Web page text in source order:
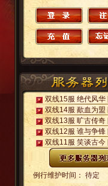
双线15服 绝代风华
双线14服 歃血为盟
双线13服 旷古传奇
双线12服 谁与争锋
双线11服 笑谈古今
例行维护时间： 待定